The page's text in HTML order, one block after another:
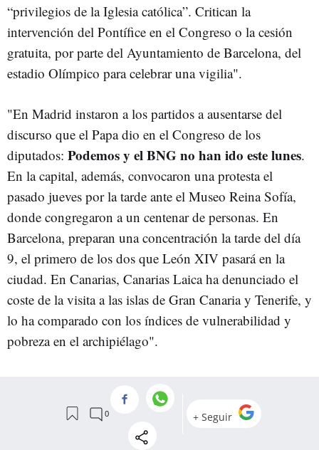
“privilegios de la Iglesia católica”. Critican la
intervención del Pontífice en el Congreso o la cesión
gratuita, por parte del Ayuntamiento de Barcelona, del
estadio Olímpico para celebrar una vigilia".
"En Madrid instaron a los partidos a ausentarse del
discurso que el Papa dio en el Congreso de los
diputados: Podemos y el BNG no han ido este lunes.
En la capital, además, convocaron una protesta el
pasado jueves por la tarde ante el Museo Reina Sofía,
donde congregaron a un centenar de personas. En
Barcelona, preparan una concentración la tarde del día
9, el primero de los dos que León XIV pasará en la
ciudad. En Canarias, Canarias Laica ha denunciado el
coste de la visita a las islas de Gran Canaria y Tenerife, y
lo ha comparado con los índices de vulnerabilidad y
pobreza en el archipiélago".
más acuciantes (como la crisis de vivienda o los recortes
en servicios públicos); y porque los posicionamientos
contra las políticas de deportación